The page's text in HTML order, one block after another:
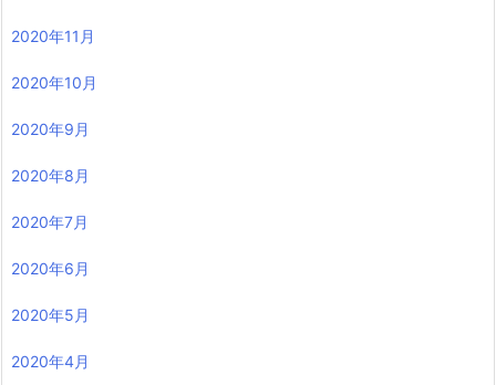
2020年11月
2020年10月
2020年9月
2020年8月
2020年7月
2020年6月
2020年5月
2020年4月